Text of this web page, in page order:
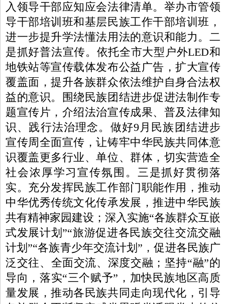
入领导干部应知应会法律清单。举办市管领
导干部培训班和基层民族工作干部培训班，
进一步提升学法懂法用法的意识和能力。 二
是抓好普法宣传。 依托全市大型户外LED和
地铁站等宣传载体发布公益广告，扩大宣传
覆盖面，提升各族群众依法维护自身合法权
益的意识。围绕民族团结进步促进法制作专
题宣传片，介绍法治宣传成果、普及法律知
识、践行法治理念。做好9月民族团结进步
宣传周全面宣传，让铸牢中华民族共同体意
识覆盖更多行业、单位、群体，切实营造全
社会浓厚学习宣传氛围。 三是抓好贯彻落
实。 充分发挥民族工作部门职能作用，推动
中华优秀传统文化传承发展，推进中华民族
共有精神家园建设；深入实施“各族群众互嵌
式发展计划”“旅游促进各民族交往交流交融
计划”“各族青少年交流计划”，促进各民族广
泛交往、全面交流、深度交融；坚持“融”的
导向，落实“三个赋予”，加快民族地区高质
量发展 ，推动各民族共同走向现代化，引导